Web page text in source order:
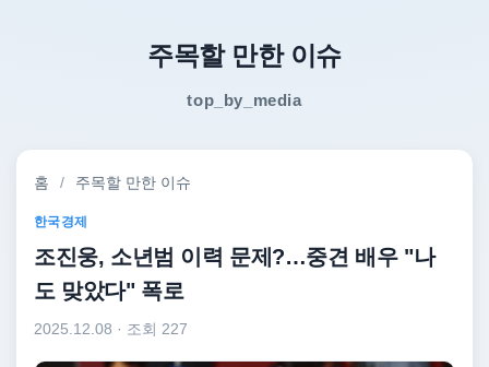
주목할 만한 이슈
top_by_media
홈 / 주목할 만한 이슈
한국경제
조진웅, 소년범 이력 문제?…중견 배우 "나
도 맞았다" 폭로
2025.12.08 · 조회 227